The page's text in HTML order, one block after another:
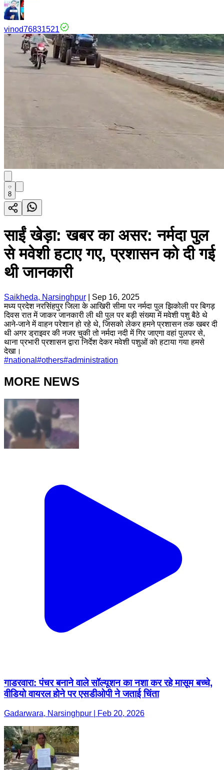
vinod76831521
8
साईं खेड़ा: खबर का असर: नर्मदा पुल
से मवेशी हटाए गए, प्रशासन को दी गई
थी जानकारी
Saikheda, Narsinghpur
Sep 16, 2025
मध्य प्रदेश नरसिंहपुर जिला के आखिरी सीमा पर नर्मदा पुल झिकोली पर बिगड़
दिवस रात में जाकर जानकारी ली थी पुल पर बड़ी संख्या में मवेशी पशु बैठे थे
आने-जाने में वाहन परेशान हो रहे थे, जिसको लेकर हमने प्रशासन तक खबर दी
थी अगर ड्राइवर की नजर चुकी तो नर्मदा नदी में गिर जाएगा वहां पुलपर से,
थाना प्रभारी प्रशासन द्वारा निर्देश देकर मवेशी पशुओं को हटाया गया हमसे
देखा।
#national #others#administration
MORE NEWS
गाडरवारा: पंचर बनाने वाले सॉल्यूशन का नशा कर रहे मासूम बच्चे,
वीडियो वायरल होने पर एसडीओपी ने जताई चिंता
Gadarwara, Narsinghpur | Feb 20, 2026